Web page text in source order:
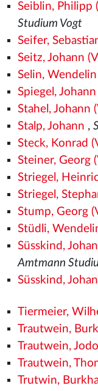
Seiblin, Philipp
Studium Vogt
Seifer,
Seitz, Johann
Selin, Wendelin
Spiegel,
Stahel, Johann
Stalp, Johann ,
Steck, Konrad
Steiner, Georg
Striegel,
Striegel,
Stump, Georg
Stüdli,
Süsskind,
Amtmann
Süsskind,
Tiermeier,
Trautwein,
Trautwein,
Trautwein,
Trutwin,